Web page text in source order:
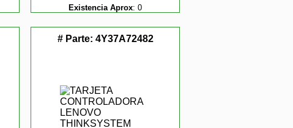
Existencia Aprox: 0
# Parte: 4Y37A72482